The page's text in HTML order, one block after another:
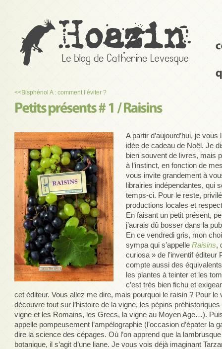
<<Bisphénol A : comment l’éviter ?
A partir d’aujourd’hui, je
idée de cadeau de Noël. Je
bien souvent de livres, mais
à l’instinct, en fonction de
vous invite grandement à
librairies indépendantes, qui
temps-ci. Pour le reste,
productions locales et
En faisant un petit présent,
j’aurais dû bosser dans la
En ce vendredi gris, mon
sympa qui s’appelle Raisins,
curiosa » de l’inventif éditeur
compte aussi des
les plantes à teinter et les
c’est très bien fichu et
cet éditeur. Vous allez me dire, mais pourquoi le raisin ? Pour le
découvre tout sur l’histoire de la vigne, les pépins
vigne et les Romains, les Grecs, la vigne au Moyen Age…).
appelle pompeusement l’ampélographie (l’occasion d’épater la
dire la science des cépages. Où l’on apprend que la
botanique, il s’agit d’une liane. Je vous vois déjà imaginant